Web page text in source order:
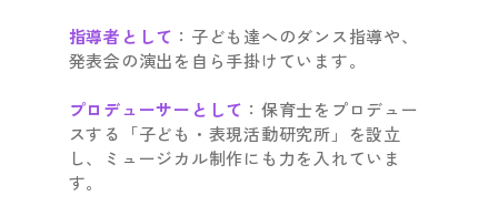
指導者として ：子ども達へのダンス指導や、
発表会の演出を自ら手掛けています。
プロデューサーとして ：保育士をプロデュー
スする「子ども・表現活動研究所」を設立
し、ミュージカル制作にも力を入れていま
す。